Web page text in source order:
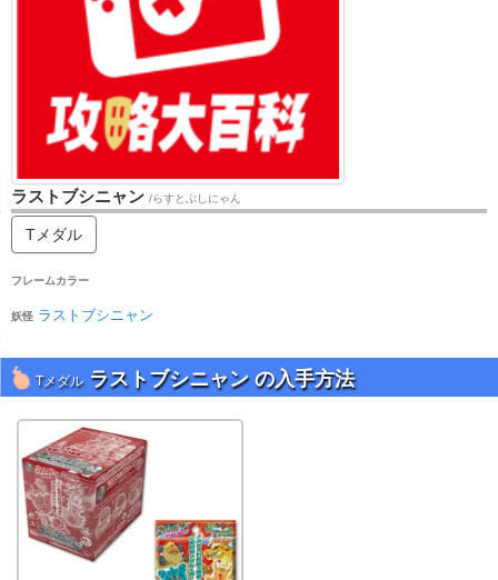
ラストブシニャン /らすとぶしにゃん
Tメダル
フレームカラー
妖怪 ラストブシニャン
Tメダルラストブシニャン の入手方法